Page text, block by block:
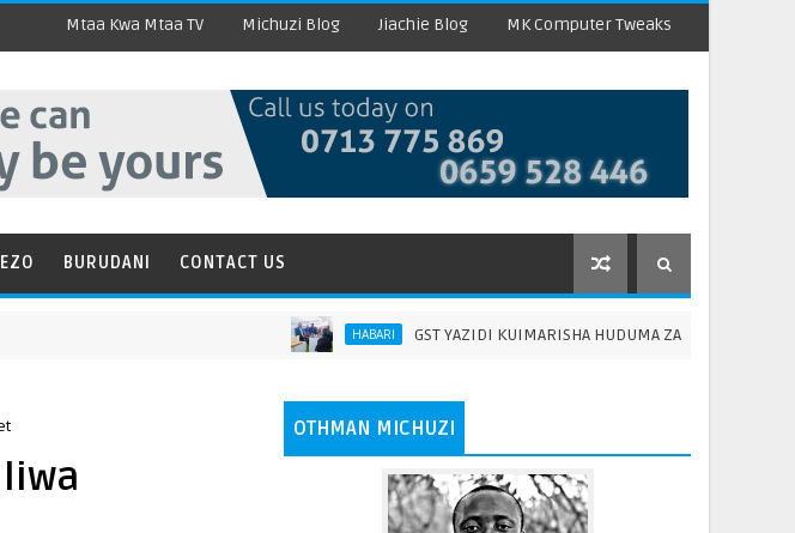
Mtaa Kwa Mtaa TV Michuzi Blog Jiachie Blog MK Computer Tweaks
BURUDANI CONTACT US
HABARI GST YAZIDI KUIMARISHA HUDUMA ZA MAABARA, YALENGA
OTHMAN MICHUZI